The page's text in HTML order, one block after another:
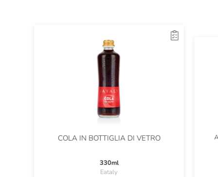
COLA IN BOTTIGLIA DI VETRO
330ml
Eataly